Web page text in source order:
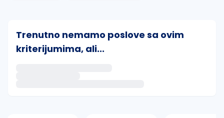
Trenutno nemamo poslove sa ovim
kriterijumima, ali...